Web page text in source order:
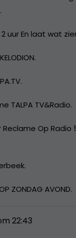
uur En laat wat
TALPA TV&Radio.
Reclame Op Radio
ZONDAG AVOND.
22:43